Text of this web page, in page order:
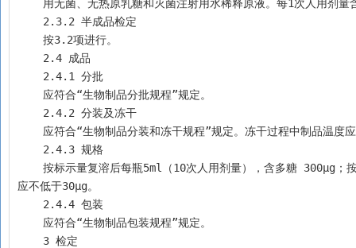
用无菌、无热原乳糖和灭菌注射用水稀释原液。每1次人用
    2.3.2 半成品检定
    按3.2项进行。
    2.4 成品
    2.4.1 分批
    应符合“生物制品分批规程”规定。
    2.4.2 分装及冻干
应符合“生物制品分装和冻干规程”规定。冻干过程中制品温
    2.4.3 规格
应不低于30μg。
    2.4.4 包装
    应符合“生物制品包装规程”规定。
    3 检定